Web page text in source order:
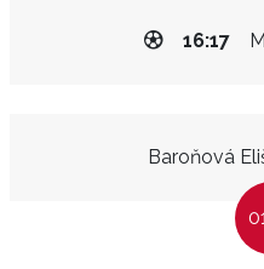
16:17
Baroňová